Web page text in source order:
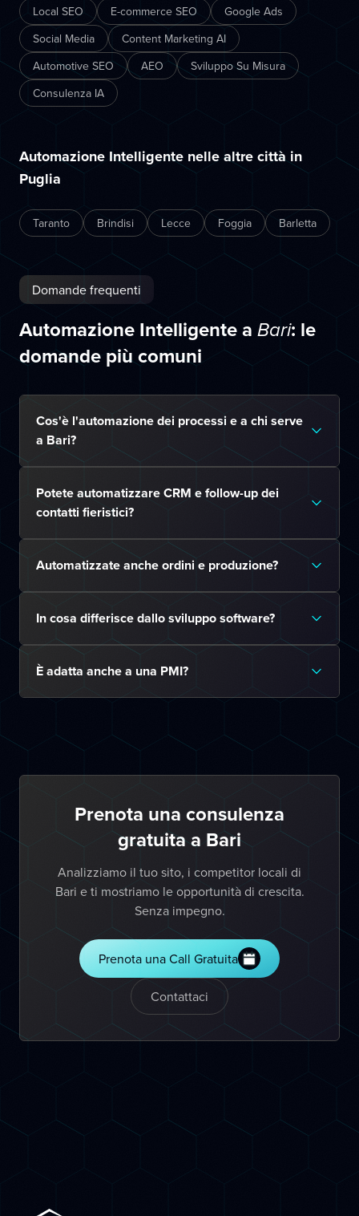
Local SEO E-commerce SEO
Google Ads
Social Media
Content Marketing AI
Automotive SEO
AEO
Sviluppo Su Misura
Consulenza IA
Automazione Intelligente nelle altre città in
Puglia
Taranto Brindisi Lecce Foggia Barletta
Domande frequenti
Automazione Intelligente a Bari: le
domande più comuni
Cos'è l'automazione dei processi e a chi serve
a Bari?
Potete automatizzare CRM e follow-up dei
contatti fieristici?
Automatizzate anche ordini e produzione?
In cosa differisce dallo sviluppo software?
È adatta anche a una PMI?
Prenota una consulenza
gratuita a Bari
Analizziamo il tuo sito, i competitor locali di
Bari e ti mostriamo le opportunità di crescita.
Senza impegno.
Prenota una Call Gratuita
Contattaci